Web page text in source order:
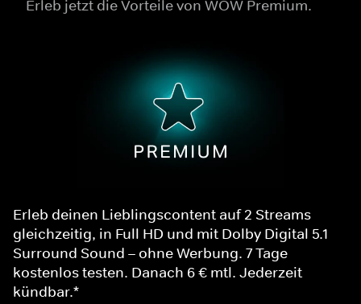
Erleb jetzt die Vorteile von WOW Premium.
Erleb deinen Lieblingscontent auf 2 Streams
gleichzeitig, in Full HD und mit Dolby Digital 5.1
Surround Sound – ohne Werbung. 7 Tage
kostenlos testen. Danach 6 € mtl. Jederzeit
kündbar.*